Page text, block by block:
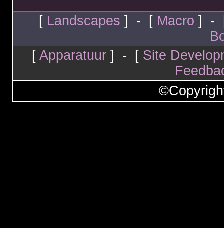
[ Landscapes ] - [ Macro ] -
[ Apparatuur ] - [ Site